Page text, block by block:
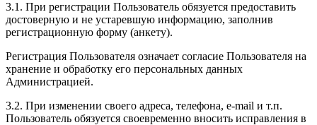
3.1. При регистрации Пользователь обязуется предоставить
достоверную и не устаревшую информацию, заполнив
регистрационную форму (анкету).
Регистрация Пользователя означает согласие Пользователя на
хранение и обработку его персональных данных
Администрацией.
3.2. При изменении своего адреса, телефона, e-mail и т.п.
Пользователь обязуется своевременно вносить исправления в